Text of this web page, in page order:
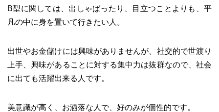
B型に関しては、出しゃばったり、目立つことよりも、平
凡の中に身を置いて行きたい人。
出世やお金儲けには興味がありませんが、社交的で世渡り
上手、興味があることに対する集中力は抜群なので、社会
に出ても活躍出来る人です。
美意識が高く、お洒落な人で、好のみが個性的です。